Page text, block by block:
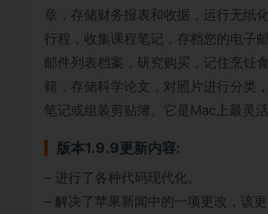
章，存储财务报表和收据，运行无纸
行程，收集课程笔记，存档您的电子
邮件列表档案，研究购买，记住烹饪
籍，存储科学论文，对照片进行分类
笔记或组装剪贴簿。它是Mac上最灵活
版本1.9.9更新内容:
– 进行了各种代码现代化。
– 解决了苹果新闻中的一项更改，该